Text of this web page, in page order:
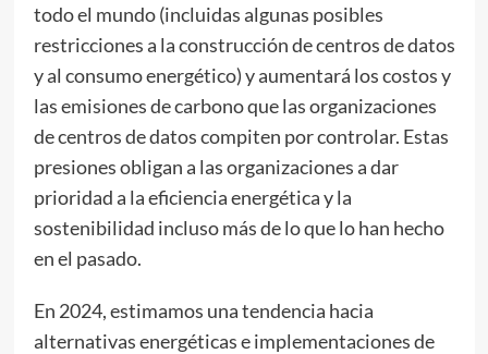
todo el mundo (incluidas algunas posibles
restricciones a la construcción de centros de datos
y al consumo energético) y aumentará los costos y
las emisiones de carbono que las organizaciones
de centros de datos compiten por controlar. Estas
presiones obligan a las organizaciones a dar
prioridad a la eficiencia energética y la
sostenibilidad incluso más de lo que lo han hecho
en el pasado.
En 2024, estimamos una tendencia hacia
alternativas energéticas e implementaciones de